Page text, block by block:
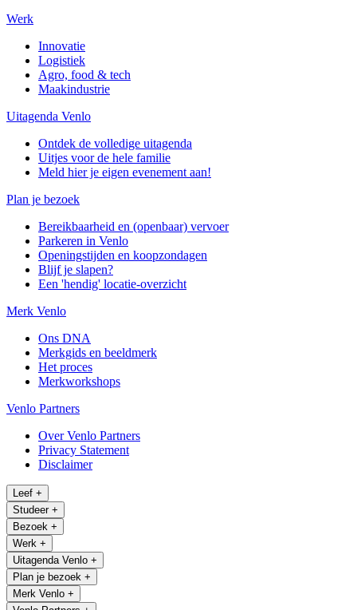
Werk
Innovatie
Logistiek
Agro, food & tech
Maakindustrie
Uitagenda Venlo
Ontdek de volledige uitagenda
Uitjes voor de hele familie
Meld hier je eigen evenement aan!
Plan je bezoek
Bereikbaarheid en (openbaar) vervoer
Parkeren in Venlo
Openingstijden en koopzondagen
Blijf je slapen?
Een 'hendig' locatie-overzicht
Merk Venlo
Ons DNA
Merkgids en beeldmerk
Het proces
Merkworkshops
Venlo Partners
Over Venlo Partners
Privacy Statement
Disclaimer
Leef +
Studeer +
Bezoek +
Werk +
Uitagenda Venlo +
Plan je bezoek +
Merk Venlo +